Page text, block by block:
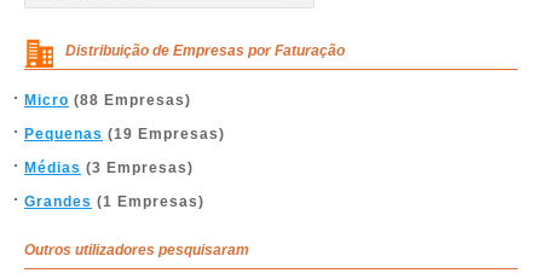
Distribuição de Empresas por Faturação
Micro (88 Empresas)
Pequenas (19 Empresas)
Médias (3 Empresas)
Grandes (1 Empresas)
Outros utilizadores pesquisaram